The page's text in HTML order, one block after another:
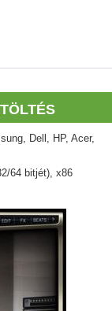
Dell, HP, Acer,
64 bitjét), x86